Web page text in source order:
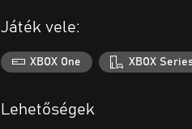
Játék vele:
XBOX One XBOX
Lehetőségek